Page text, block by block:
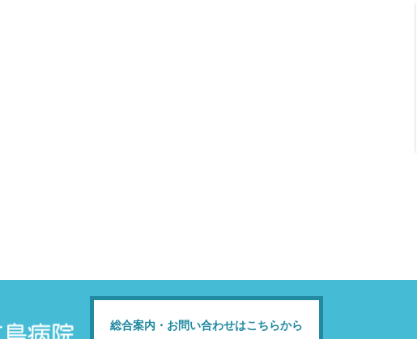
総合案内・お問い合わせはこちらから